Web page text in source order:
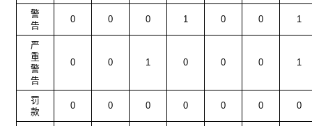
警
告
0 0 0 1 0 0 1
严
重
警
告
0 0 1 0 0 0 1
罚
款
0 0 0 0 0 0 0